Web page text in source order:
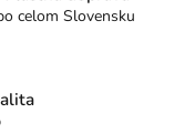
celom Slovensku